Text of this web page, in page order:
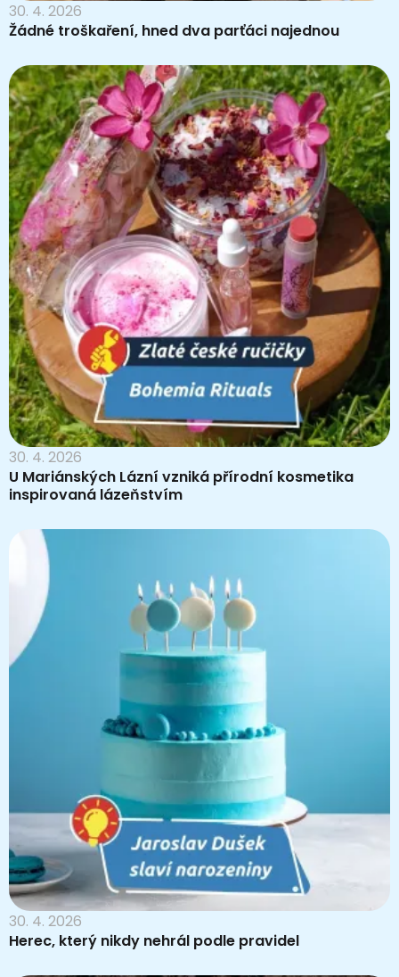
30. 4. 2026
Žádné troškaření, hned dva parťáci najednou
30. 4. 2026
U Mariánských Lázní vzniká přírodní kosmetika
inspirovaná lázeňstvím
30. 4. 2026
Herec, který nikdy nehrál podle pravidel